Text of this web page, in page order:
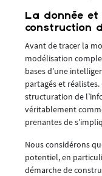
La donnée et
construction
Avant de tracer la
modélisation
bases d’une
partagés et réalistes.
structuration de
véritablement
prenantes de
Nous considérons
potentiel, en
démarche de